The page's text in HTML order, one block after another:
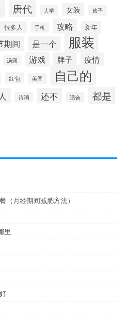
唐代 大学 女装 孩子
很多人 手机 攻略 新年
期间 是一个 服装
汤圆 游戏 牌子 疫情
红包 美国 自己的
诗词 还不 适合 都是
（月经期间减肥方法）
里